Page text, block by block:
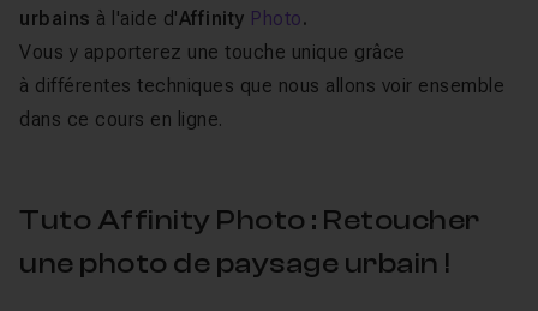
urbains à l'aide d'Affinity Photo.
Vous y apporterez une touche unique grâce
à différentes techniques que nous allons voir ensemble
dans ce cours en ligne.
Tuto Affinity Photo : Retoucher
une photo de paysage urbain !